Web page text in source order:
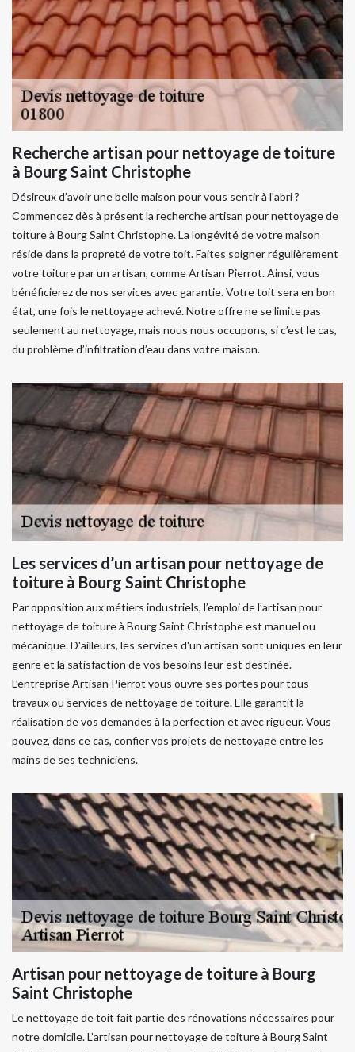
Recherche artisan pour nettoyage de toiture
à Bourg Saint Christophe
Désireux d’avoir une belle maison pour vous sentir à l'abri ?
Commencez dès à présent la recherche artisan pour nettoyage de
toiture à Bourg Saint Christophe. La longévité de votre maison
réside dans la propreté de votre toit. Faites soigner régulièrement
votre toiture par un artisan, comme Artisan Pierrot. Ainsi, vous
bénéficierez de nos services avec garantie. Votre toit sera en bon
état, une fois le nettoyage achevé. Notre offre ne se limite pas
seulement au nettoyage, mais nous nous occupons, si c’est le cas,
du problème d’infiltration d’eau dans votre maison.
Les services d’un artisan pour nettoyage de
toiture à Bourg Saint Christophe
Par opposition aux métiers industriels, l’emploi de l’artisan pour
nettoyage de toiture à Bourg Saint Christophe est manuel ou
mécanique. D'ailleurs, les services d'un artisan sont uniques en leur
genre et la satisfaction de vos besoins leur est destinée.
L’entreprise Artisan Pierrot vous ouvre ses portes pour tous
travaux ou services de nettoyage de toiture. Elle garantit la
réalisation de vos demandes à la perfection et avec rigueur. Vous
pouvez, dans ce cas, confier vos projets de nettoyage entre les
mains de ses techniciens.
Artisan pour nettoyage de toiture à Bourg
Saint Christophe
Le nettoyage de toit fait partie des rénovations nécessaires pour
notre domicile. L’artisan pour nettoyage de toiture à Bourg Saint